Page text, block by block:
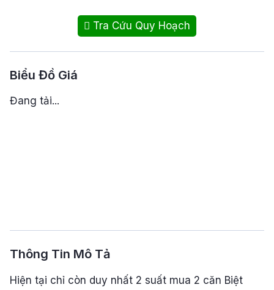
Tra Cứu Quy Hoạch
Biểu Đồ Giá
Đang tải...
Thông Tin Mô Tả
Hiện tại chỉ còn duy nhất 2 suất mua 2 căn Biệt